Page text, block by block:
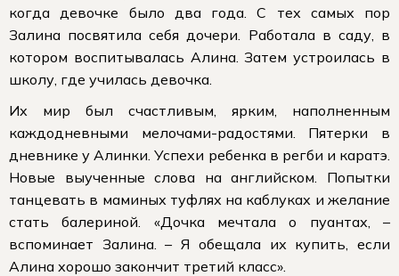
когда девочке было два года. С тех самых пор
Залина посвятила себя дочери. Работала в саду, в
котором воспитывалась Алина. Затем устроилась в
школу, где училась девочка.
Их мир был счастливым, ярким, наполненным
каждодневными мелочами-радостями. Пятерки в
дневнике у Алинки. Успехи ребенка в регби и каратэ.
Новые выученные слова на английском. Попытки
танцевать в маминых туфлях на каблуках и желание
стать балериной. «Дочка мечтала о пуантах, –
вспоминает Залина. – Я обещала их купить, если
Алина хорошо закончит третий класс».